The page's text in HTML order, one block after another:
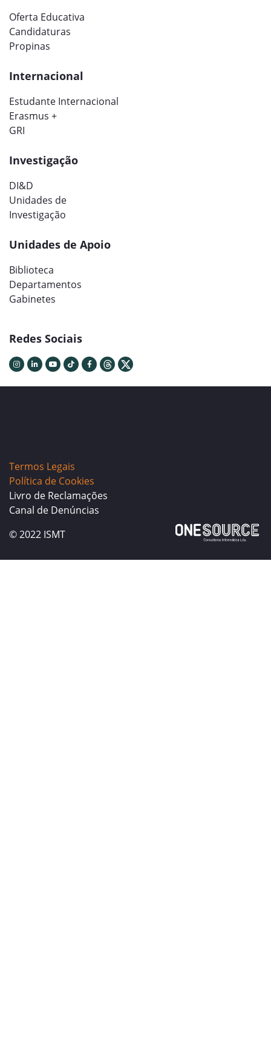
Oferta Educativa
Candidaturas
Propinas
Internacional
Estudante Internacional
Erasmus +
GRI
Investigação
DI&D
Unidades de
Investigação
Unidades de Apoio
Biblioteca
Departamentos
Gabinetes
Redes Sociais
Termos Legais
Política de Cookies
Livro de Reclamações
Canal de Denúncias
© 2022 ISMT